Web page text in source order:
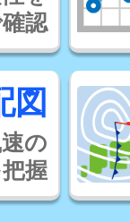
認
図
の
握